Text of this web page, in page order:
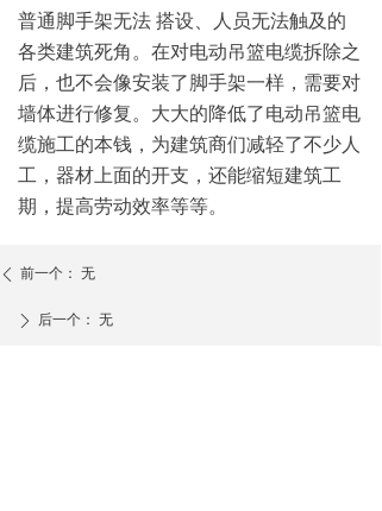
普通脚手架无法 搭设、人员无法触及的
各类建筑死角。在对电动吊篮电缆拆除之
后，也不会像安装了脚手架一样，需要对
墙体进行修复。大大的降低了电动吊篮电
缆施工的本钱，为建筑商们减轻了不少人
工，器材上面的开支，还能缩短建筑工
期，提高劳动效率等等。
ꄲ 后一个： 无
ꄴ 前一个： 无